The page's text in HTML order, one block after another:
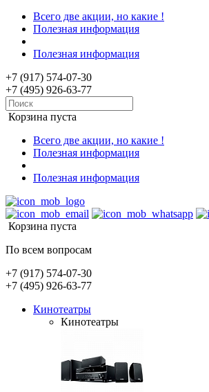
Всего две акции, но какие !
Полезная информация
Полезная информация
+7 (917) 574-07-30
+7 (495) 926-63-77
Корзина пуста
Всего две акции, но какие !
Полезная информация
Полезная информация
Корзина пуста
По всем вопросам
+7 (917) 574-07-30
+7 (495) 926-63-77
Кинотеатры
Кинотеатры